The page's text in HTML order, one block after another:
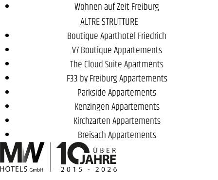
Wohnen auf Zeit Freiburg
ALTRE STRUTTURE
Boutique Aparthotel Friedrich
V7 Boutique Appartements
The Cloud Suite Apartments
F33 by Freiburg Appartements
Parkside Appartements
Kenzingen Appartements
Kirchzarten Appartements
Breisach Appartements